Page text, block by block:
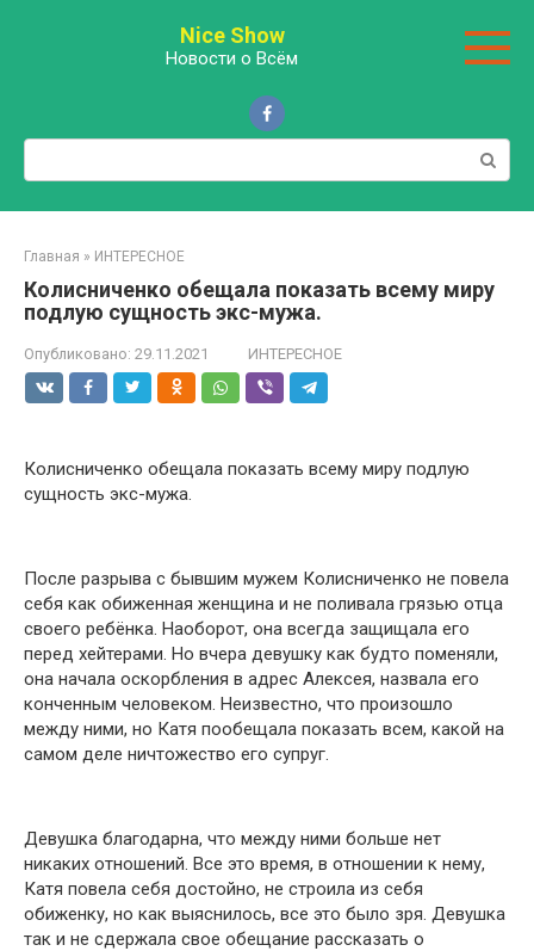
Nice Show
Новости о Всём
Главная » ИНТЕРЕСНОЕ
Колисниченко обещала показать всему миру
подлую сущность экс-мужа.
Опубликовано: 29.11.2021 ИНТЕРЕСНОЕ
Колисниченко обещала показать всему миру подлую
сущность экс-мужа.
После разрыва с бывшим мужем Колисниченко не повела
себя как обиженная женщина и не поливала грязью отца
своего ребёнка. Наоборот, она всегда защищала его
перед хейтерами. Но вчера девушку как будто поменяли,
она начала оскорбления в адрес Алексея, назвала его
конченным человеком. Неизвестно, что произошло
между ними, но Катя пообещала показать всем, какой на
самом деле ничтожество его супруг.
Девушка благодарна, что между ними больше нет
никаких отношений. Все это время, в отношении к нему,
Катя повела себя достойно, не строила из себя
обиженку, но как выяснилось, все это было зря. Девушка
так и не сдержала свое обещание рассказать о